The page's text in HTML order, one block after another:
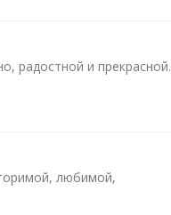
радостной и прекрасной.
любимой,